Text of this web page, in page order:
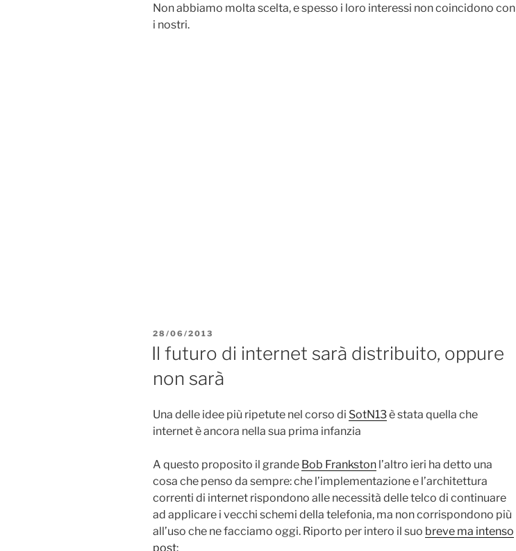
Non abbiamo molta scelta, e spesso i loro interessi non coincidono con
i nostri.
PUBBLICATO
28/06/2013
Il futuro di internet sarà distribuito, oppure
non sarà
Una delle idee più ripetute nel corso di SotN13è stata quella che
internet è ancora nella sua prima infanzia
A questo proposito il grande Bob Frankston l’altro ieri ha detto una
cosa che penso da sempre: che l’implementazione e l’architettura
correnti di internet rispondono alle necessità delle telco di continuare
ad applicare i vecchi schemi della telefonia, ma non corrispondono più
all’uso che ne facciamo oggi. Riporto per intero il suo breve ma intenso
post: